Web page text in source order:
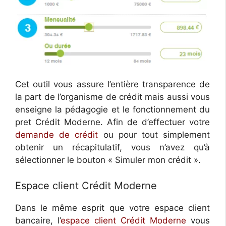
Cet outil vous assure l’entière transparence de
la part de l’organisme de crédit mais aussi vous
enseigne la pédagogie et le fonctionnement du
pret Crédit Moderne. Afin de d’effectuer votre
demande de crédit ou pour tout simplement
obtenir un récapitulatif, vous n’avez qu’à
sélectionner le bouton « Simuler mon crédit ».
Espace client Crédit Moderne
Dans le même esprit que votre espace client
bancaire, l’espace client Crédit Moderne vous